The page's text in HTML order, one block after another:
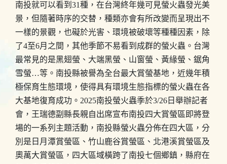
南投就可以看到31種，在台灣終年幾可見螢火蟲發光美
景，但隨著時序的交替，種類亦會有所改變而呈現出不
一樣的景觀，也礙於光害、環境被破壞等種種因素，除
了4至6月之間，其他季節不易看到成群的螢火蟲。台灣
最常見的是黑翅螢、大端黑螢、山窗螢、黃緣螢、鋸角
雪螢…等。南投縣被譽為全台最大賞螢基地，近幾年積
極保育生態環境，使得具有環境生態指標的螢火蟲在各
大基地復育成功。2025南投螢火蟲季於3/26日舉辦記者
會，王瑞德副縣長親自出席宣布南投四大賞螢區即將登
場的一系列主題活動，南投縣螢火蟲分佈在四大區，分
別是日月潭賞螢區、竹山鹿谷賞螢區、北港溪賞螢區及
奧萬大賞螢區，四大區域橫跨了南投七個鄉鎮，縣府在